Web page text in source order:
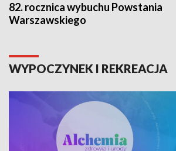
82. rocznica wybuchu Powstania
Warszawskiego
WYPOCZYNEK I REKREACJA